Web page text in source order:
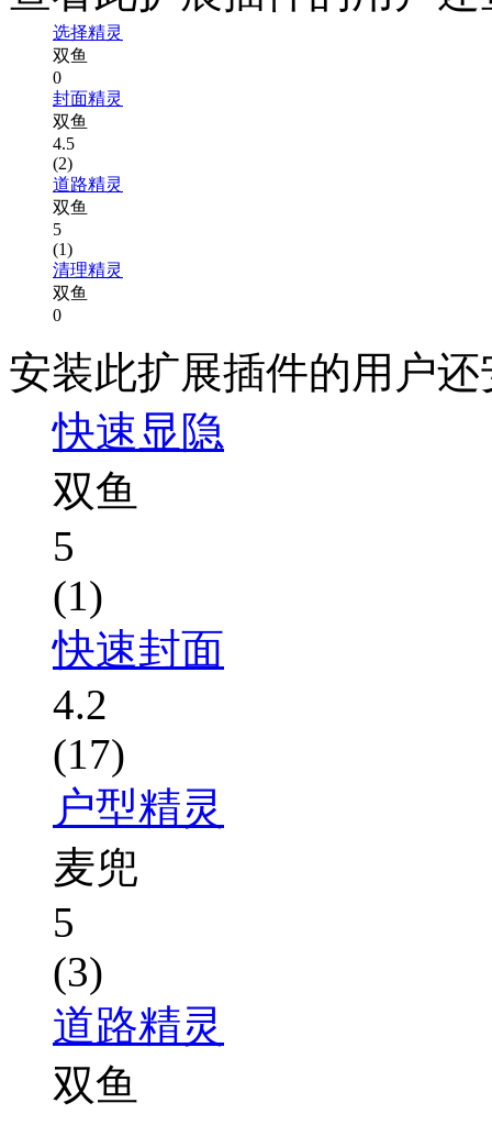
选择精灵
双鱼
0
封面精灵
双鱼
4.5
(2)
道路精灵
双鱼
5
(1)
清理精灵
双鱼
0
安装此扩展插件的用户
快速显隐
双鱼
5
(1)
快速封面
4.2
(17)
户型精灵
麦兜
5
(3)
道路精灵
双鱼